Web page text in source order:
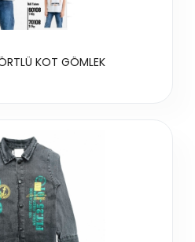
KOT GÖMLEK